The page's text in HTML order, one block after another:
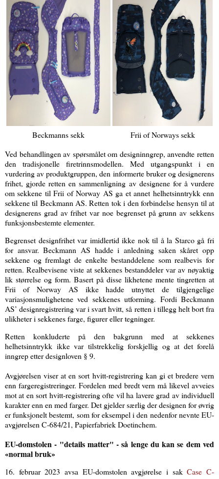
Beckmanns sekk
Frii of Norways sekk
Ved behandlingen av spørsmålet om designinngrep, anvendte retten
den tradisjonelle firetrinnsmodellen. Med utgangspunkt i en
vurdering av produktgruppen, den informerte bruker og designerens
frihet, gjorde retten en sammenligning av designene for å vurdere
om sekkene til Frii of Norway AS ga et annet helhetsinntrykk enn
sekkene til Beckmann AS. Retten tok i den forbindelse hensyn til at
designerens grad av frihet var noe begrenset på grunn av sekkens
funksjonsbestemte elementer.
Begrenset designfrihet var imidlertid ikke nok til å la Starco gå fri
for ansvar. Beckmann AS hadde i anledning saken skåret opp
sekkene og fremlagt de enkelte bestanddelene som realbevis for
retten. Realbevisene viste at sekkenes bestanddeler var av nøyaktig
lik størrelse og form. Basert på disse likhetene mente tingretten at
Frii of Norway AS ikke hadde utnyttet de tilgjengelige
variasjonsmulighetene ved sekkenes utforming. Fordi Beckmann
AS’ designregistrering var i svart hvitt, så retten i tillegg helt bort fra
ulikheter i sekkenes farge, figurer eller tegninger.
Retten konkluderte på den bakgrunn med at sekkenes
helhetsinntrykk ikke var tilstrekkelig forskjellig og at det forelå
inngrep etter designloven § 9.
Avgjørelsen viser at en sort hvitt-registrering kan gi et bredere vern
enn fargeregistreringer. Fordelen med bredt vern må likevel avveies
mot at en sort hvitt-registrering ofte vil ha lavere grad av individuell
karakter enn en med farger. Det gjelder særlig der designen for øvrig
er funksjonelt bestemt, som for eksempel i den nedenfor nevnte EU-
avgjørelsen C-684/21, Papierfabriek Doetinchem.
EU-domstolen - "details matter" - så lenge du kan se dem ved
«normal bruk»
16. februar 2023 avsa EU-domstolen avgjørelse i sakCase C-